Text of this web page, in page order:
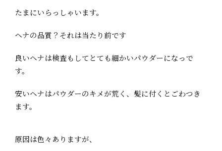
たまにいらっしゃいます。
ヘナの品質？それは当たり前です
良いヘナは検査もしてとても細かいパウダーになっで
す。
安いヘナはパウダーのキメが荒く、髪に付くとごわつき
ます。
原因は色々ありますが、